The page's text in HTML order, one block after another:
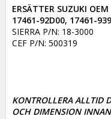
ERSÄTTER SUZUKI
17461-92D00, 17461-
SIERRA P/N: 18-3000
CEF P/N: 500319
KONTROLLERA ALLTID
OCH DIMENSION